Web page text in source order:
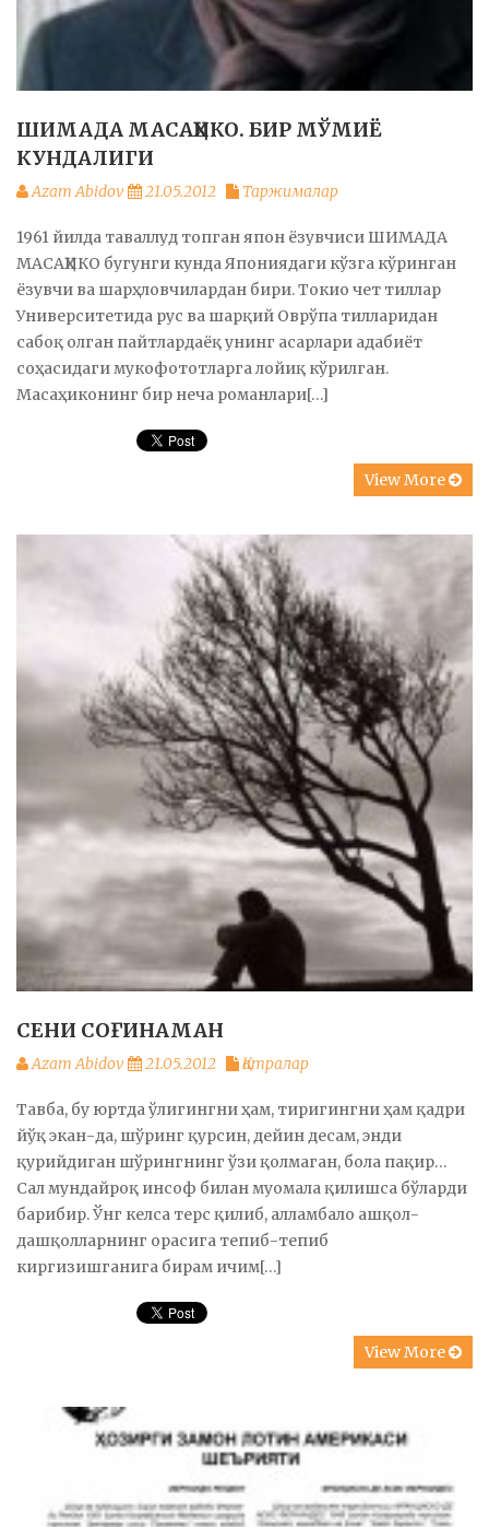
ШИМАДА МАСАҲИКО. БИР МЎМИЁ
КУНДАЛИГИ
Azam Abidov 21.05.2012 Таржималар
1961 йилда таваллуд топган япон ёзувчиси ШИМАДА
МАСАҲИКО бугунги кунда Япониядаги кўзга кўринган
ёзувчи ва шарҳловчилардан бири. Токио чет тиллар
Университетида рус ва шарқий Оврўпа тилларидан
сабоқ олган пайтлардаёқ унинг асарлари адабиёт
соҳасидаги мукофототларга лойиқ кўрилган.
Масаҳиконинг бир неча романлари[…]
View More
СЕНИ СОҒИНАМАН
Azam Abidov 21.05.2012 Қатралар
Тавба, бу юртда ўлигингни ҳам, тиригингни ҳам қадри
йўқ экан-да, шўринг қурсин, дейин десам, энди
қурийдиган шўрингнинг ўзи қолмаган, бола пақир…
Сал мундайроқ инсоф билан муомала қилишса бўларди
барибир. Ўнг келса терс қилиб, алламбало ашқол-
дашқолларнинг орасига тепиб-тепиб
киргизишганига бирам ичим[…]
View More